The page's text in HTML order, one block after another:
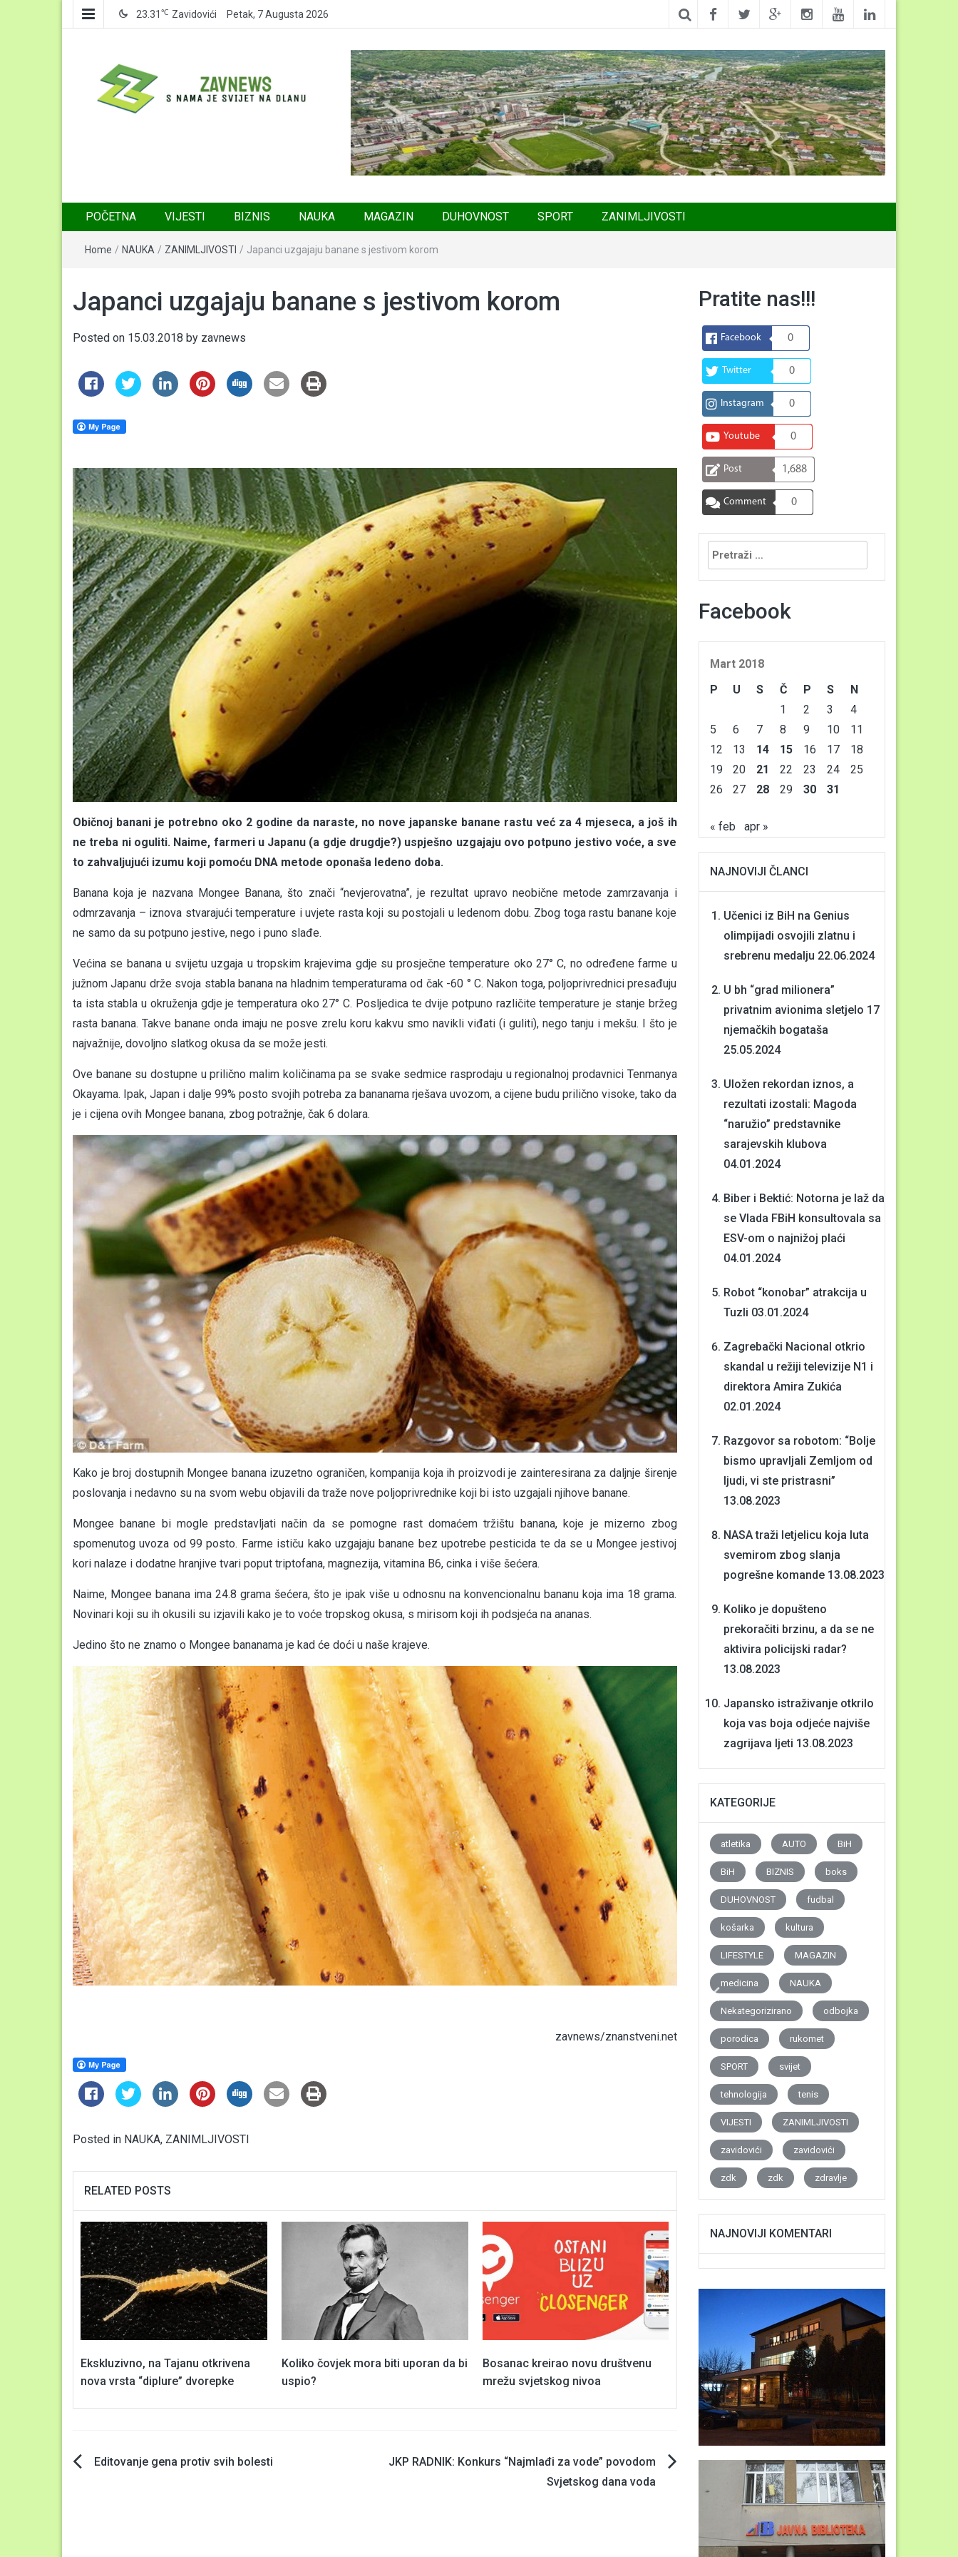
23.31 ℃ Zavidovići Petak, 7 Augusta 2026
POČETNA VIJESTI BIZNIS NAUKA MAGAZIN DUHOVNOST SPORT ZANIMLJIVOSTI
Home / NAUKA / ZANIMLJIVOSTI / Japanci uzgajaju banane s jestivom korom
Japanci uzgajaju banane s jestivom korom
Posted on 15.03.2018 by zavnews
Običnoj banani je potrebno oko 2 godine da naraste, no nove japanske banane rastu već za 4 mjeseca, a još ih
ne treba ni oguliti. Naime, farmeri u Japanu (a gdje drugdje?) uspješno uzgajaju ovo potpuno jestivo voće, a sve
to zahvaljujući izumu koji pomoću DNA metode oponaša ledeno doba.
Banana koja je nazvana Mongee Banana, što znači “nevjerovatna”, je rezultat upravo neobične metode zamrzavanja i
odmrzavanja – iznova stvarajući temperature i uvjete rasta koji su postojali u ledenom dobu. Zbog toga rastu banane koje
ne samo da su potpuno jestive, nego i puno slađe.
Većina se banana u svijetu uzgaja u tropskim krajevima gdje su prosječne temperature oko 27° C, no određene farme u
južnom Japanu drže svoja stabla banana na hladnim temperaturama od čak -60 ° C. Nakon toga, poljoprivrednici presađuju
ta ista stabla u okruženja gdje je temperatura oko 27° C. Posljedica te dvije potpuno različite temperature je stanje bržeg
rasta banana. Takve banane onda imaju ne posve zrelu koru kakvu smo navikli viđati (i guliti), nego tanju i mekšu. I što je
najvažnije, dovoljno slatkog okusa da se može jesti.
Ove banane su dostupne u prilično malim količinama pa se svake sedmice rasprodaju u regionalnoj prodavnici Tenmanya
Okayama. Ipak, Japan i dalje 99% posto svojih potreba za bananama rješava uvozom, a cijene budu prilično visoke, tako da
je i cijena ovih Mongee banana, zbog potražnje, čak 6 dolara.
Kako je broj dostupnih Mongee banana izuzetno ograničen, kompanija koja ih proizvodi je zainteresirana za daljnje širenje
poslovanja i nedavno su na svom webu objavili da traže nove poljoprivrednike koji bi isto uzgajali njihove banane.
Mongee banane bi mogle predstavljati način da se pomogne rast domaćem tržištu banana, koje je mizerno zbog
spomenutog uvoza od 99 posto. Farme ističu kako uzgajaju banane bez upotrebe pesticida te da se u Mongee jestivoj
kori nalaze i dodatne hranjive tvari poput triptofana, magnezija, vitamina B6, cinka i više šećera.
Naime, Mongee banana ima 24.8 grama šećera, što je ipak više u odnosnu na konvencionalnu bananu koja ima 18 grama.
Novinari koji su ih okusili su izjavili kako je to voće tropskog okusa, s mirisom koji ih podsjeća na ananas.
Jedino što ne znamo o Mongee bananama je kad će doći u naše krajeve.
zavnews/znanstveni.net
Posted in NAUKA, ZANIMLJIVOSTI
RELATED POSTS
Ekskluzivno, na Tajanu otkrivena
nova vrsta “diplure” dvorepke
Koliko čovjek mora biti uporan da bi
uspio?
Bosanac kreirao novu društvenu
mrežu svjetskog nivoa
Navigacija
Editovanje gena protiv svih bolesti
JKP RADNIK: Konkurs “Najmlađi za vode” povodom
Svjetskog dana voda
Pratite nas!!!
Facebook 0
Twitter 0
Instagram 0
Youtube 0
Post 1,688
Comment 0
Pretraga:
Facebook
Mart 2018
P
U S Č P S
N
1
2 3
4
5
6 7 8 9 10
11
12
13 14 15 16 17
18
19
20 21 22 23 24
25
26
27 28 29 30 31
« feb apr »
NAJNOVIJI ČLANCI
Učenici iz BiH na Genius
olimpijadi osvojili zlatnu i
srebrenu medalju 22.06.2024
U bh “grad milionera”
privatnim avionima sletjelo 17
njemačkih bogataša
25.05.2024
Uložen rekordan iznos, a
rezultati izostali: Magoda
“naružio” predstavnike
sarajevskih klubova
04.01.2024
Biber i Bektić: Notorna je laž da
se Vlada FBiH konsultovala sa
ESV-om o najnižoj plaći
04.01.2024
Robot “konobar” atrakcija u
Tuzli 03.01.2024
Zagrebački Nacional otkrio
skandal u režiji televizije N1 i
direktora Amira Zukića
02.01.2024
Razgovor sa robotom: “Bolje
bismo upravljali Zemljom od
ljudi, vi ste pristrasni”
13.08.2023
NASA traži letjelicu koja luta
svemirom zbog slanja
pogrešne komande 13.08.2023
Koliko je dopušteno
prekoračiti brzinu, a da se ne
aktivira policijski radar?
13.08.2023
Japansko istraživanje otkrilo
koja vas boja odjeće najviše
zagrijava ljeti 13.08.2023
KATEGORIJE
atletika AUTO BiH
BiH BIZNIS boks
DUHOVNOST fudbal
košarka kultura
LIFESTYLE MAGAZIN
medicina NAUKA
Nekategorizirano odbojka
porodica rukomet
SPORT svijet
tehnologija tenis
VIJESTI ZANIMLJIVOSTI
zavidovići zavidovići
zdk zdk zdravlje
NAJNOVIJI KOMENTARI